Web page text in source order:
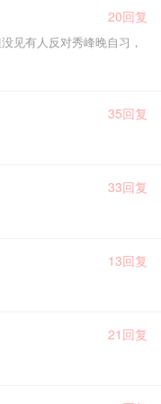
20回复
见有人反对秀峰晚自习，
35回复
33回复
13回复
21回复